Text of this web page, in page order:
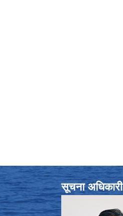
सूचना अधिकारी